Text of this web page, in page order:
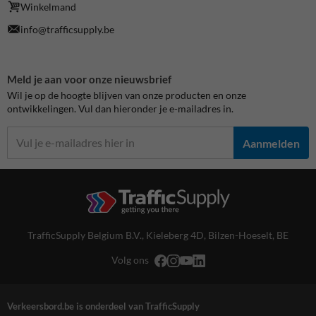
Winkelmand
info@trafficsupply.be
Meld je aan voor onze nieuwsbrief
Wil je op de hoogte blijven van onze producten en onze
ontwikkelingen. Vul dan hieronder je e-mailadres in.
Aanmelden
TrafficSupply Belgium B.V., Kieleberg 4D, Bilzen-Hoeselt, BE
Volg ons
Verkeersbord.be is onderdeel van TrafficSupply